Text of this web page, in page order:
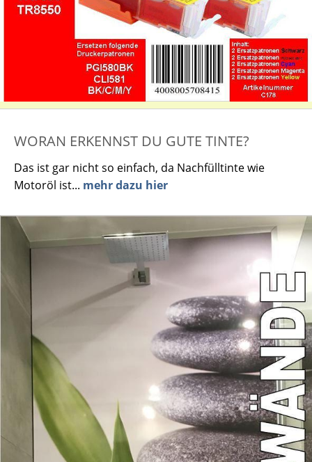
WORAN ERKENNST DU GUTE TINTE?
Das ist gar nicht so einfach, da Nachfülltinte wie
Motoröl ist... mehr dazu hier